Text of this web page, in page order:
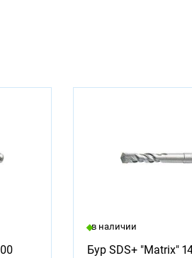
в наличии
Бур SDS+ "Matrix"